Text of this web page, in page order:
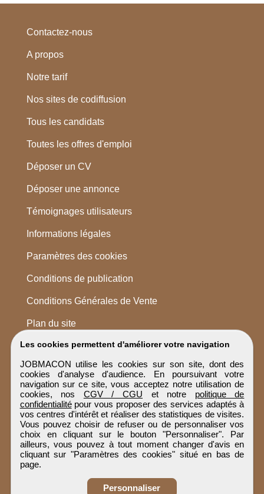
Les cookies permettent d'améliorer votre navigation
JOBMACON utilise les cookies sur son site, dont des
cookies d'analyse d'audience. En poursuivant votre
navigation sur ce site, vous acceptez notre utilisation de
cookies, nos CGV / CGU et notre politique de
confidentialitépour vous proposer des services adaptés à
vos centres d'intérêt et réaliser des statistiques de visites.
Vous pouvez choisir de refuser ou de personnaliser vos
choix en cliquant sur le bouton "Personnaliser". Par
ailleurs, vous pouvez à tout moment changer d'avis en
cliquant sur "Paramètres des cookies" situé en bas de
page.
Personnaliser
Contactez-nous
A propos
Notre tarif
Nos sites de codiffusion
Tous les candidats
Toutes les offres d'emploi
Déposer un CV
Déposer une annonce
Témoignages utilisateurs
Informations légales
Paramètres des cookies
Conditions de publication
Conditions Générales de Vente
Plan du site